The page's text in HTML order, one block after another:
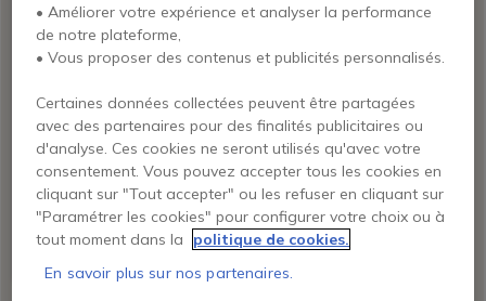
Jabra Evolve2 30 UC
Mono USB-A SE
78,00 €
69,95 € HT -10%
Ref: GNEVOL230ASE
Jabra Evolve2 30 MS
Mono USB-A SE
86,90 €
66,95 € HT -23%
Ref: GNEVOL230AMSE
• Améliorer votre expérience et analyser la performance
de notre plateforme,
• Vous proposer des contenus et publicités personnalisés.
Certaines données collectées peuvent être partagées
avec des partenaires pour des finalités publicitaires ou
d'analyse. Ces cookies ne seront utilisés qu'avec votre
consentement. Vous pouvez accepter tous les cookies en
cliquant sur "Tout accepter" ou les refuser en cliquant sur
"Paramétrer les cookies" pour configurer votre choix ou à
tout moment dans la
politique de cookies.
En savoir plus sur nos partenaires.